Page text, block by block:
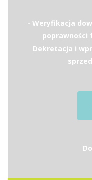
- Weryfikacja
poprawności
Dekretacja i